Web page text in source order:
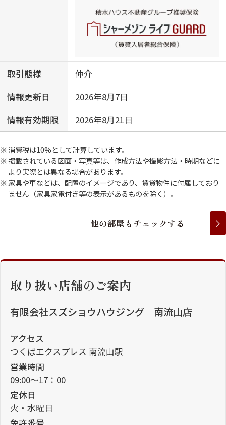
取引態様
仲介
情報更新日
2026年8月7日
情報有効期限
2026年8月21日
消費税は10%として計算しています。
掲載されている図面・写真等は、作成方法や撮影方法・時期などに
より実際とは異なる場合があります。
家具や車などは、配置のイメージであり、賃貸物件に付属しており
ません（家具家電付き等の表示があるものを除く）。
他の部屋 も チェ ッ クする
取り扱い店舗のご案内
有限会社スズショウハウジング 南流山店
アクセス
つくばエクスプレス 南流山駅
営業時間
09:00～17：00
定休日
火・水曜日